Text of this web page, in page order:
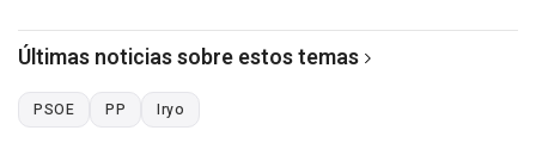
Últimas noticias sobre estos temas
PSOE PP Iryo